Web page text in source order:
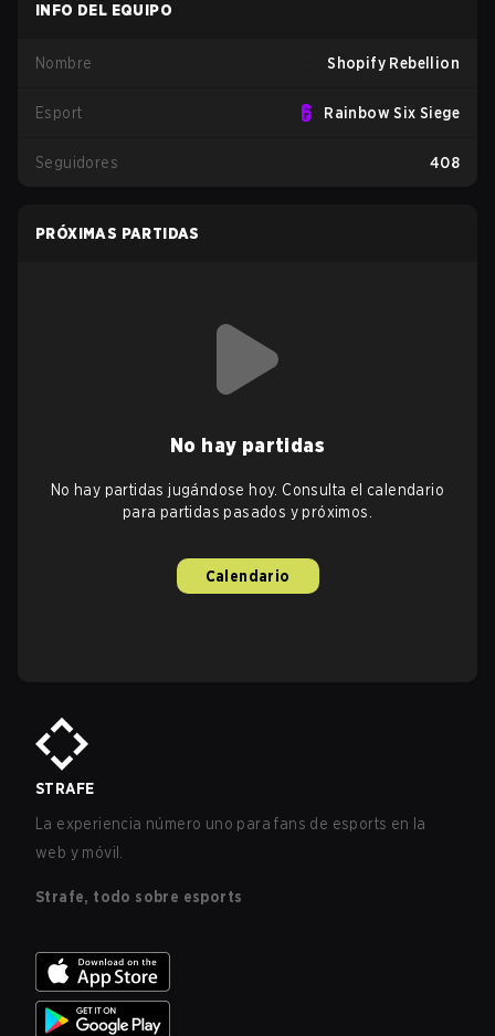
INFO DEL EQUIPO
Nombre Shopify Rebellion
Esport Rainbow Six Siege
Seguidores 408
PRÓXIMAS PARTIDAS
No hay partidas
No hay partidas jugándose hoy. Consulta el calendario
para partidas pasados y próximos.
Calendario
STRAFE
La experiencia número uno para fans de esports en la
web y móvil.
Strafe, todo sobre esports